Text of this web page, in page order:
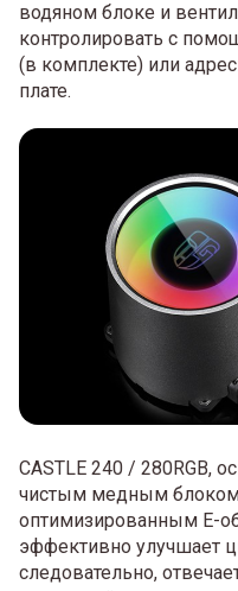
водяном блоке и
контролировать с
(в комплекте) или
плате.
CASTLE 240 / 280RGB,
чистым медным блоком
оптимизированным E-
эффективно улучшает
следовательно,